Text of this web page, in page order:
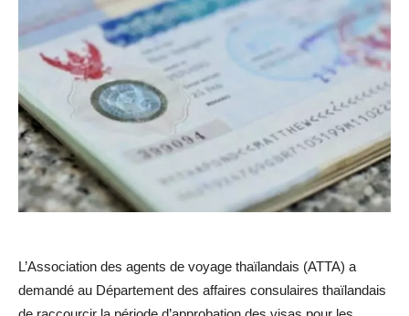
L’Association des agents de voyage thaïlandais (ATTA) a
demandé au Département des affaires consulaires thaïlandais